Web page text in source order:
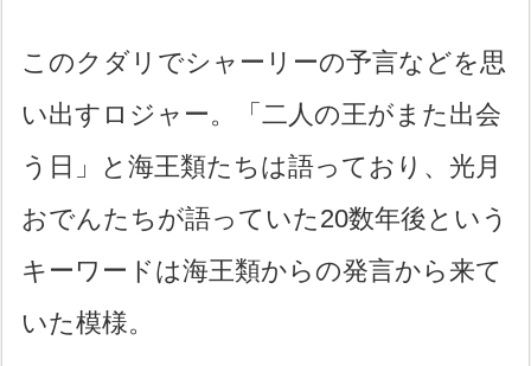
このクダリでシャーリーの予言などを思
い出すロジャー。「二人の王がまた出会
う日」と海王類たちは語っており、光月
おでんたちが語っていた20数年後という
キーワードは海王類からの発言から来て
いた模様。